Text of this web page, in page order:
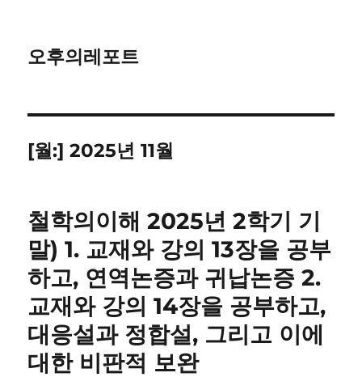
오후의레포트
[월:]2025년 11월
철학의이해 2025년 2학기 기
말) 1. 교재와 강의 13장을 공부
하고, 연역논증과 귀납논증 2.
교재와 강의 14장을 공부하고,
대응설과 정합설, 그리고 이에
대한 비판적 보완